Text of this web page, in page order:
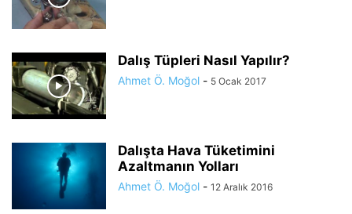
Dalış Tüpleri Nasıl Yapılır?
Ahmet Ö. Moğol - 5 Ocak 2017
Dalışta Hava Tüketimini
Azaltmanın Yolları
Ahmet Ö. Moğol - 12 Aralık 2016